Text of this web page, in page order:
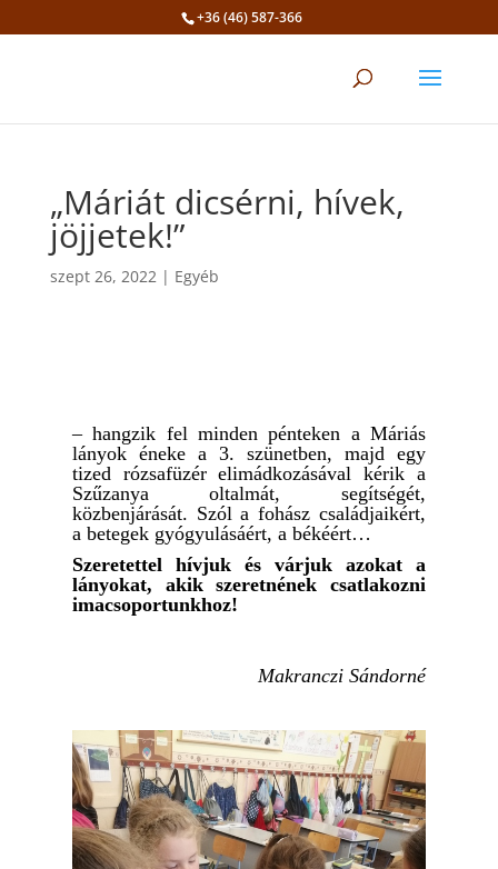
+36 (46) 587-366
„Máriát dicsérni, hívek,
jöjjetek!”
szept 26, 2022| Egyéb
– hangzik fel minden pénteken a Máriás
lányok éneke a 3. szünetben, majd egy
tized rózsafüzér elimádkozásával kérik a
Szűzanya oltalmát, segítségét,
közbenjárását. Szól a fohász családjaikért,
a betegek gyógyulásáért, a békéért…
Szeretettel hívjuk és várjuk azokat a
lányokat, akik szeretnének csatlakozni
imacsoportunkhoz!
Makranczi Sándorné